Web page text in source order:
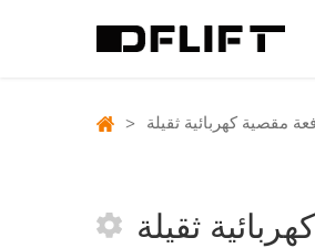
> مقصية كهربائية ثقيلة
ثقيلة